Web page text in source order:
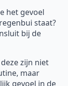
het gevoel
staat?
bij de
zijn niet
maar
gevoel in de